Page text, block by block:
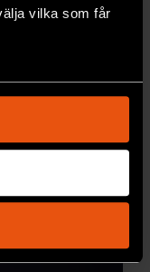
vilka som får
till flera meter
aktivt skanna den
uppgifter
gav en viktig